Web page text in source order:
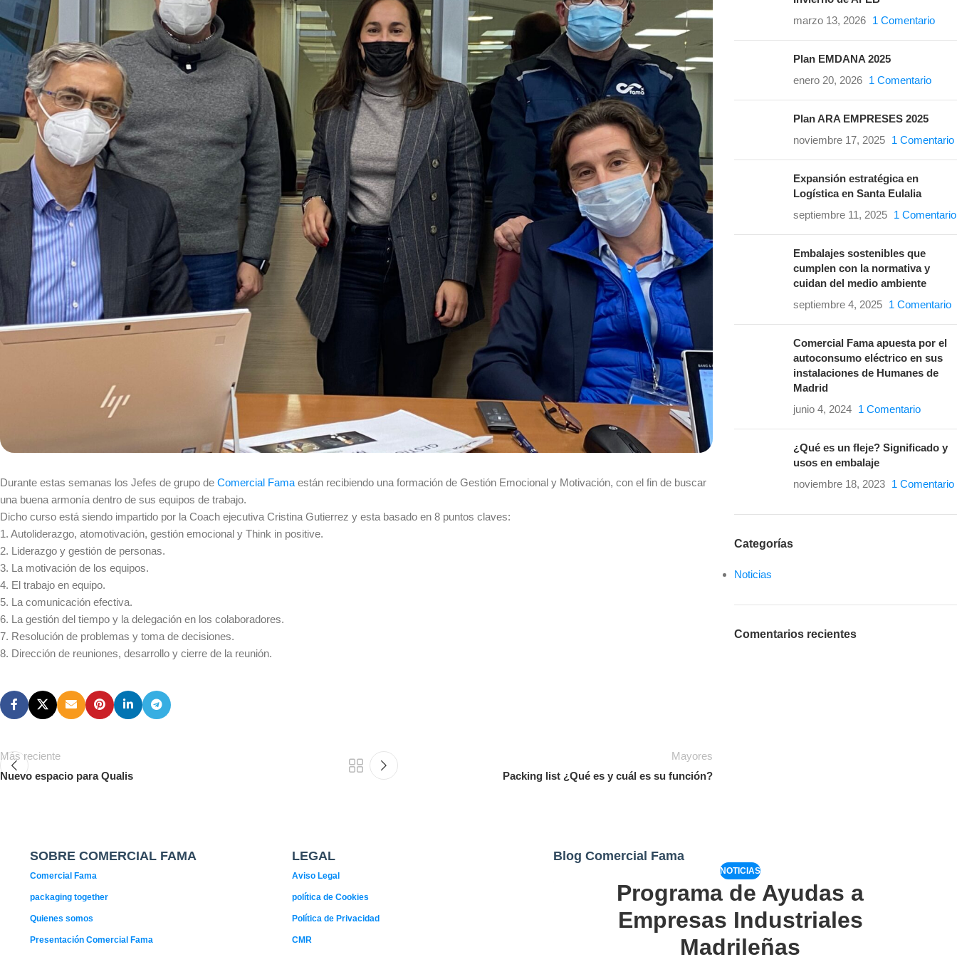
Durante estas semanas los Jefes de grupo de Comercial Fama están recibiendo una formación de Gestión Emocional y Motivación, con el fin de buscar
una buena armonía dentro de sus equipos de trabajo.
Dicho curso está siendo impartido por la Coach ejecutiva Cristina Gutierrez y esta basado en 8 puntos claves:
1. Autoliderazgo, atomotivación, gestión emocional y Think in positive.
2. Liderazgo y gestión de personas.
3. La motivación de los equipos.
4. El trabajo en equipo.
5. La comunicación efectiva.
6. La gestión del tiempo y la delegación en los colaboradores.
7. Resolución de problemas y toma de decisiones.
8. Dirección de reuniones, desarrollo y cierre de la reunión.
Más reciente
Nuevo espacio para Qualis
Mayores
Packing list ¿Qué es y cuál es su función?
marzo 13, 2026
1 Comentario
Plan EMDANA 2025
enero 20, 2026
1 Comentario
Plan ARA EMPRESES 2025
noviembre 17, 2025
1 Comentario
Expansión estratégica en
Logística en Santa Eulalia
septiembre 11, 2025
1 Comentario
Embalajes sostenibles que
cumplen con la normativa y
cuidan del medio ambiente
septiembre 4, 2025
1 Comentario
Comercial Fama apuesta por el
autoconsumo eléctrico en sus
instalaciones de Humanes de
Madrid
junio 4, 2024
1 Comentario
¿Qué es un fleje? Significado y
usos en embalaje
noviembre 18, 2023
1 Comentario
Categorías
Noticias
Comentarios recientes
SOBRE COMERCIAL FAMA
Comercial Fama
packaging together
Quienes somos
Presentación Comercial Fama
LEGAL
Aviso Legal
política de Cookies
Política de Privacidad
CMR
Blog Comercial Fama
NOTICIAS
Programa de Ayudas a
Empresas Industriales
Madrileñas